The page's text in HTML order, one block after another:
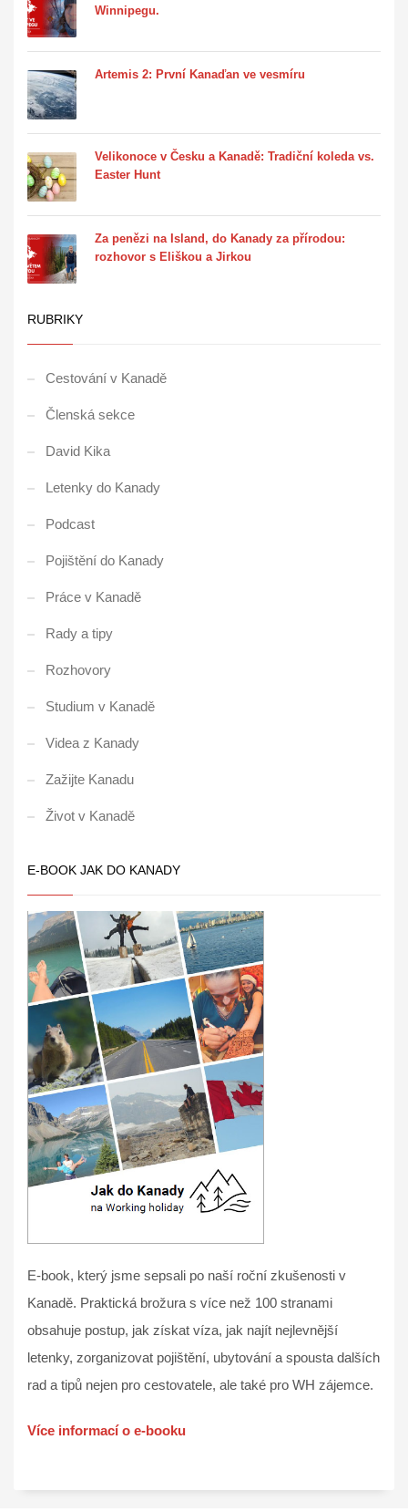
Winnipegu.
Artemis 2: První Kanaďan ve vesmíru
Velikonoce v Česku a Kanadě: Tradiční koleda vs.
Easter Hunt
Za penězi na Island, do Kanady za přírodou:
rozhovor s Eliškou a Jirkou
RUBRIKY
Cestování v Kanadě
Členská sekce
David Kika
Letenky do Kanady
Podcast
Pojištění do Kanady
Práce v Kanadě
Rady a tipy
Rozhovory
Studium v Kanadě
Videa z Kanady
Zažijte Kanadu
Život v Kanadě
E-BOOK JAK DO KANADY
E-book, který jsme sepsali po naší roční zkušenosti v
Kanadě. Praktická brožura s více než 100 stranami
obsahuje postup, jak získat víza, jak najít nejlevnější
letenky, zorganizovat pojištění, ubytování a spousta dalších
rad a tipů nejen pro cestovatele, ale také pro WH zájemce.
Více informací o e-booku